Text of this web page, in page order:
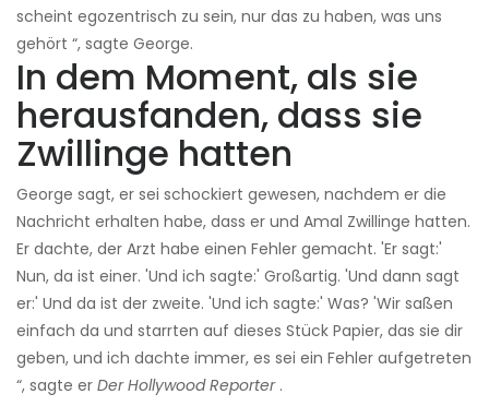
scheint egozentrisch zu sein, nur das zu haben, was uns
gehört “, sagte George.
In dem Moment, als sie
herausfanden, dass sie
Zwillinge hatten
George sagt, er sei schockiert gewesen, nachdem er die
Nachricht erhalten habe, dass er und Amal Zwillinge hatten.
Er dachte, der Arzt habe einen Fehler gemacht. 'Er sagt:'
Nun, da ist einer. 'Und ich sagte:' Großartig. 'Und dann sagt
er:' Und da ist der zweite. 'Und ich sagte:' Was? 'Wir saßen
einfach da und starrten auf dieses Stück Papier, das sie dir
geben, und ich dachte immer, es sei ein Fehler aufgetreten
“, sagte er Der Hollywood Reporter.